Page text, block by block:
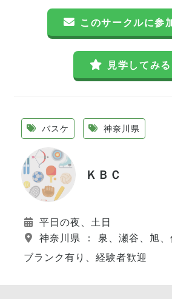
このサークルに参
見学してみる
バスケ 神奈川県
ＫＢＣ
平日の夜、土日
神奈川県 ： 泉、瀬谷、旭
ブランク有り、経験者歓迎